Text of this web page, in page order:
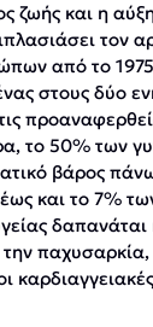
ζωής και η
τον
από το
στους δύο
το 50% των
βάρος
και το 7%
δαπανάται
την